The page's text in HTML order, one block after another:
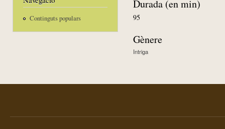
Continguts populars
Durada (en min)
95
Gènere
Intriga